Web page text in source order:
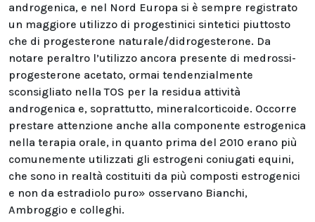
androgenica, e nel Nord Europa si è sempre registrato
un maggiore utilizzo di progestinici sintetici piuttosto
che di progesterone naturale/didrogesterone. Da
notare peraltro l’utilizzo ancora presente di medrossi-
progesterone acetato, ormai tendenzialmente
sconsigliato nella TOS per la residua attività
androgenica e, soprattutto, mineralcorticoide. Occorre
prestare attenzione anche alla componente estrogenica
nella terapia orale, in quanto prima del 2010 erano più
comunemente utilizzati gli estrogeni coniugati equini,
che sono in realtà costituiti da più composti estrogenici
e non da estradiolo puro» osservano Bianchi,
Ambroggio e colleghi.